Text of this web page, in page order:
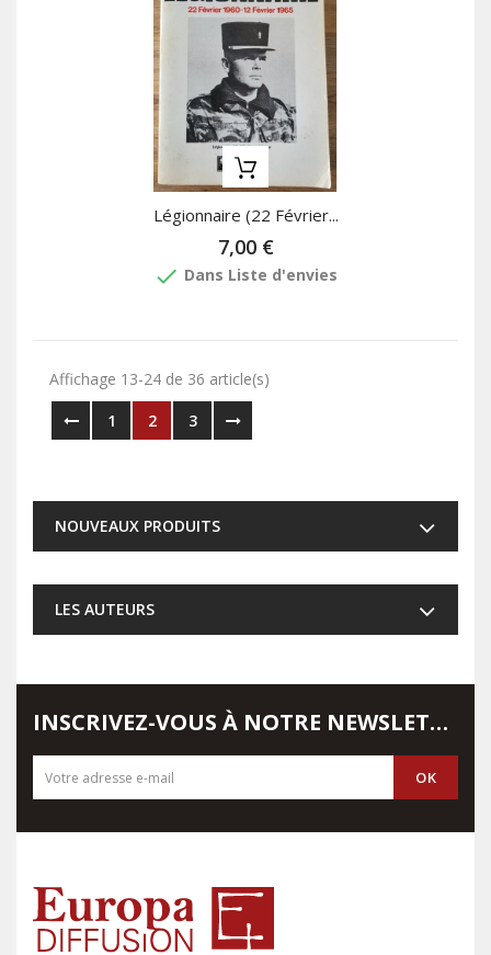
Légionnaire (22 Février...
7,00 €
done Dans Liste d'envies
Affichage 13-24 de 36 article(s)
1
2 3
NOUVEAUX PRODUITS
LES AUTEURS
INSCRIVEZ-VOUS À NOTRE NEWSLETTER